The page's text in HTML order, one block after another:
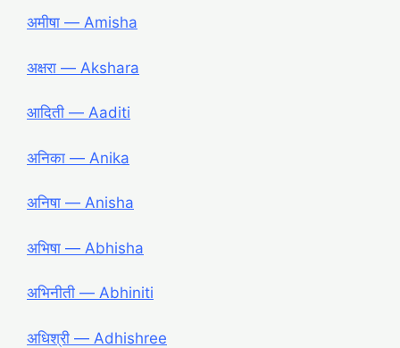
अमीषा ― Amisha
अक्षरा ― Akshara
आदिती ― Aaditi
अनिका ― Anika
अनिषा ― Anisha
अभिषा ― Abhisha
अभिनीती ― Abhiniti
अधिश्री ― Adhishree